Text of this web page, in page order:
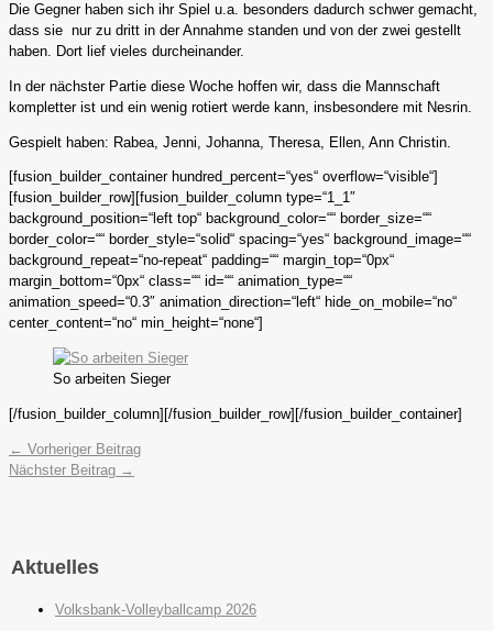
Die Gegner haben sich ihr Spiel u.a. besonders dadurch schwer gemacht,
dass sie nur zu dritt in der Annahme standen und von der zwei gestellt
haben. Dort lief vieles durcheinander.
In der nächster Partie diese Woche hoffen wir, dass die Mannschaft
kompletter ist und ein wenig rotiert werde kann, insbesondere mit Nesrin.
Gespielt haben: Rabea, Jenni, Johanna, Theresa, Ellen, Ann Christin.
[fusion_builder_container hundred_percent=“yes“ overflow=“visible“]
[fusion_builder_row][fusion_builder_column type=“1_1″
background_position=“left top“ background_color=““ border_size=““
border_color=““ border_style=“solid“ spacing=“yes“ background_image=““
background_repeat=“no-repeat“ padding=““ margin_top=“0px“
margin_bottom=“0px“ class=““ id=““ animation_type=““
animation_speed=“0.3″ animation_direction=“left“ hide_on_mobile=“no“
center_content=“no“ min_height=“none“]
So arbeiten Sieger
[/fusion_builder_column][/fusion_builder_row][/fusion_builder_container]
← Vorheriger Beitrag
Nächster Beitrag →
Aktuelles
Volksbank-Volleyballcamp 2026